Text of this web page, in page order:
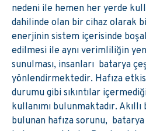
nedeni ile hemen her yerde
dahilinde olan bir cihaz olarak
enerjinin sistem içerisinde
edilmesi ile aynı verimliliğin
sunulması, insanları batarya
yönlendirmektedir. Hafıza
durumu gibi sıkıntılar
kullanımı bulunmaktadır.
bulunan hafıza sorunu,